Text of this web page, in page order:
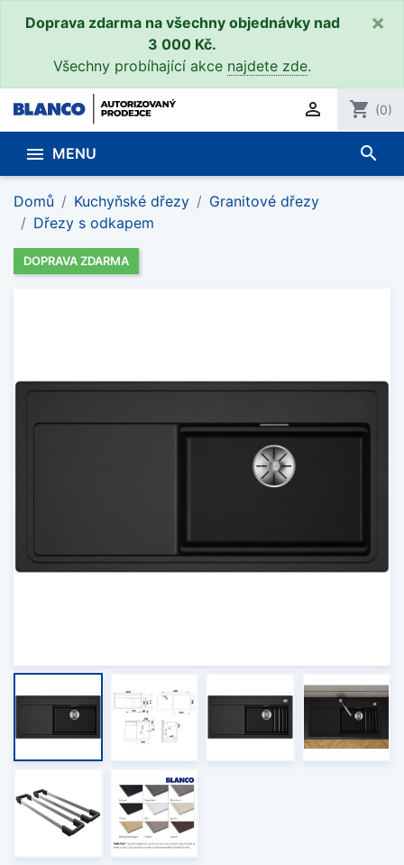
Doprava zdarma na všechny objednávky nad
3 000 Kč.
Všechny probíhající akce najdete zde.
×
 shopping_cart (0)
 MENU search
Domů Kuchyňské dřezy
Granitové dřezy
Dřezy s odkapem
DOPRAVA ZDARMA